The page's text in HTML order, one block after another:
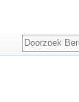
Zoeken